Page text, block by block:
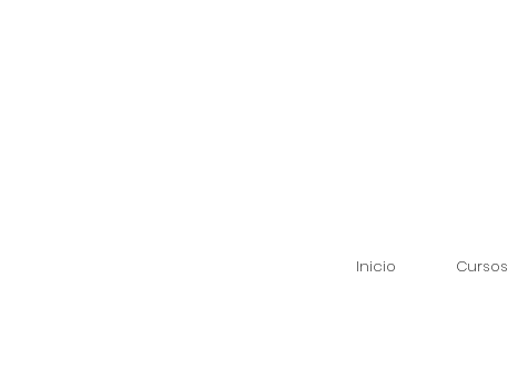
Inicio Cursos